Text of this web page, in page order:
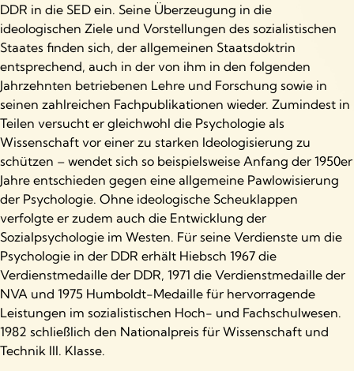
DDR in die SED ein. Seine Überzeugung in die
ideologischen Ziele und Vorstellungen des sozialistischen
Staates finden sich, der allgemeinen Staatsdoktrin
entsprechend, auch in der von ihm in den folgenden
Jahrzehnten betriebenen Lehre und Forschung sowie in
seinen zahlreichen Fachpublikationen wieder. Zumindest in
Teilen versucht er gleichwohl die Psychologie als
Wissenschaft vor einer zu starken Ideologisierung zu
schützen – wendet sich so beispielsweise Anfang der 1950er
Jahre entschieden gegen eine allgemeine Pawlowisierung
der Psychologie. Ohne ideologische Scheuklappen
verfolgte er zudem auch die Entwicklung der
Sozialpsychologie im Westen. Für seine Verdienste um die
Psychologie in der DDR erhält Hiebsch 1967 die
Verdienstmedaille der DDR, 1971 die Verdienstmedaille der
NVA und 1975 Humboldt-Medaille für hervorragende
Leistungen im sozialistischen Hoch- und Fachschulwesen.
1982 schließlich den Nationalpreis für Wissenschaft und
Technik III. Klasse.